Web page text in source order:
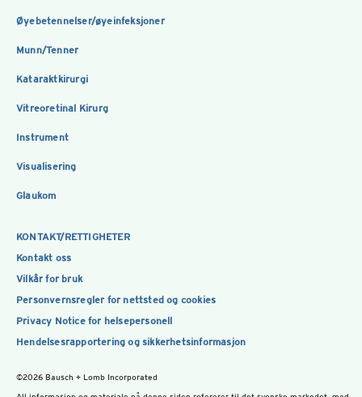
Øyebetennelser/øyeinfeksjoner
Munn/Tenner
Kataraktkirurgi
Vitreoretinal Kirurg
Instrument
Visualisering
Glaukom
KONTAKT/RETTIGHETER
Kontakt oss
Vilkår for bruk
Personvernsregler for nettsted og cookies
Privacy Notice for helsepersonell
Hendelsesrapportering og sikkerhetsinformasjon
©2026 Bausch + Lomb Incorporated